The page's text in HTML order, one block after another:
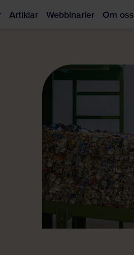
Artiklar Webbinarier Om oss